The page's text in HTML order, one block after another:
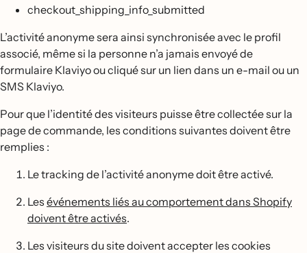
checkout_shipping_info_submitted
L’activité anonyme sera ainsi synchronisée avec le profil
associé, même si la personne n’a jamais envoyé de
formulaire Klaviyo ou cliqué sur un lien dans un e-mail ou un
SMS Klaviyo.
Pour que l’identité des visiteurs puisse être collectée sur la
page de commande, les conditions suivantes doivent être
remplies :
Le tracking de l’activité anonyme doit être activé.
Les événements liés au comportement dans Shopify
doivent être activés.
Les visiteurs du site doivent accepter les cookies